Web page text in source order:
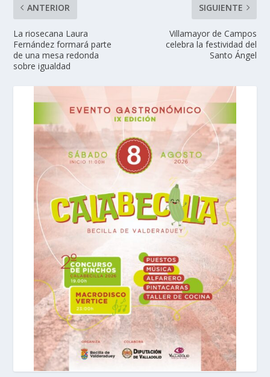
ANTERIOR
La riosecana Laura
Fernández formará parte
de una mesa redonda
sobre igualdad
SIGUIENTE
Villamayor de Campos
celebra la festividad del
Santo Ángel